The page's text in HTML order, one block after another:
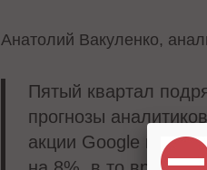
Анатолий Вакуленко,
Пятый квартал
прогнозы
акции Google к